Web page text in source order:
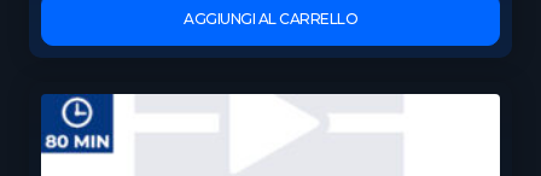
AGGIUNGI AL CARRELLO